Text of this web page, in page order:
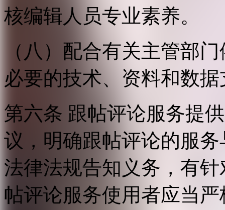
核编辑人员专业素养。
（八）配合有关主管部
必要的技术、资料和数
第六条 跟帖评论服务提
议，明确跟帖评论的服
法律法规告知义务，有
帖评论服务使用者应当